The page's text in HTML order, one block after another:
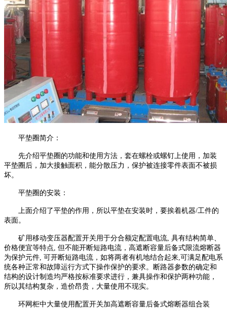
平垫圈简介：
先介绍平垫圈的功能和使用方法，套在螺栓或螺钉上使用，加装
平垫圈后，加大接触面积，能分散压力，保护被连接零件表面不被损
坏。
平垫圈的安装：
上面介绍了平垫的作用，所以平垫在安装时，要挨着机器/工件的
表面。
矿用移动变压器配置开关用于分合额定配置电流, 具有结构简单、
价格便宜等特点, 但不能开断短路电流，高遮断容量后备式限流熔断器
为保护元件, 可开断短路电流，如将两者有机地结合起来,可满足配电系
统各种正常和故障运行方式下操作保护的要求。断路器参数的确定和
结构的设计制造均严格按标准要求进行，兼具操作和保护两种功能，
所以其结构复杂，造价昂贵，大量使用不现实。
环网柜中大量使用配置开关加高遮断容量后备式熔断器组合装